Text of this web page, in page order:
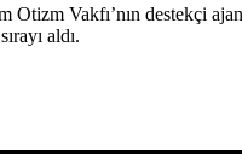
Otizm Vakfı’nın destekçi
aldı.